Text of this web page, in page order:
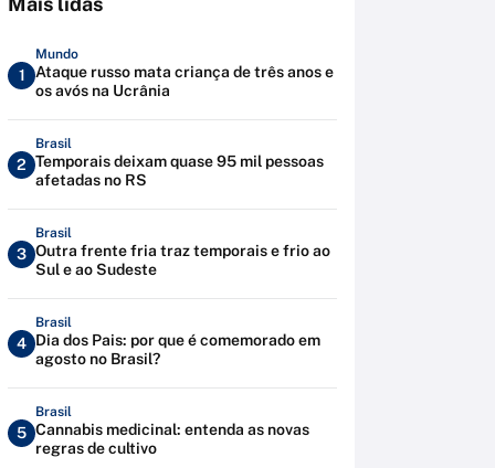
1
Mundo
Ataque russo mata criança de três anos e
os avós na Ucrânia
2
Brasil
Temporais deixam quase 95 mil pessoas
afetadas no RS
3
Brasil
Outra frente fria traz temporais e frio ao
Sul e ao Sudeste
4
Brasil
Dia dos Pais: por que é comemorado em
agosto no Brasil?
5
Brasil
Cannabis medicinal: entenda as novas
regras de cultivo